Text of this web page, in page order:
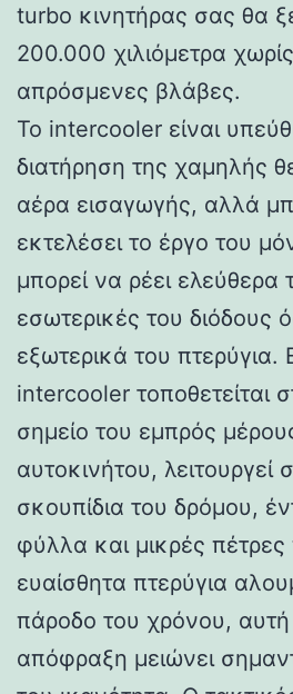
turbo κινητήρας σας θα
200.000 χιλιόμετρα
απρόσμενες βλάβες.
Το intercooler είναι
διατήρηση της χαμηλής
αέρα εισαγωγής, αλλά
εκτελέσει το έργο του
μπορεί να ρέει ελεύθερα
εσωτερικές του διόδους
εξωτερικά του πτερύγια.
intercooler τοποθετείται
σημείο του εμπρός
αυτοκινήτου, λειτουργεί
σκουπίδια του δρόμου,
φύλλα και μικρές
ευαίσθητα πτερύγια
πάροδο του χρόνου,
απόφραξη μειώνει